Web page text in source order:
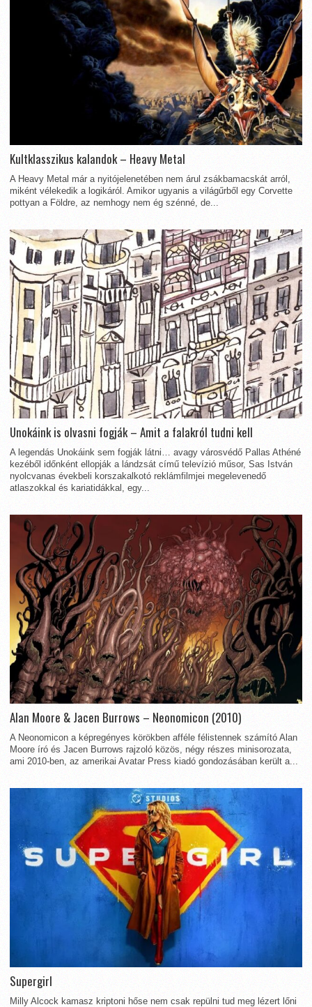
Kultklasszikus kalandok – Heavy Metal
A Heavy Metal már a nyitójelenetében nem árul zsákbamacskát arról,
miként vélekedik a logikáról. Amikor ugyanis a világűrből egy Corvette
pottyan a Földre, az nemhogy nem ég szénné, de...
Unokáink is olvasni fogják – Amit a falakról tudni kell
A legendás Unokáink sem fogják látni… avagy városvédő Pallas Athéné
kezéből időnként ellopják a lándzsát című televízió műsor, Sas István
nyolcvanas évekbeli korszakalkotó reklámfilmjei megelevenedő
atlaszokkal és kariatidákkal, egy...
Alan Moore & Jacen Burrows – Neonomicon (2010)
A Neonomicon a képregényes körökben afféle félistennek számító Alan
Moore író és Jacen Burrows rajzoló közös, négy részes minisorozata,
ami 2010-ben, az amerikai Avatar Press kiadó gondozásában került a...
Supergirl
Milly Alcock kamasz kriptoni hőse nem csak repülni tud meg lézert lőni